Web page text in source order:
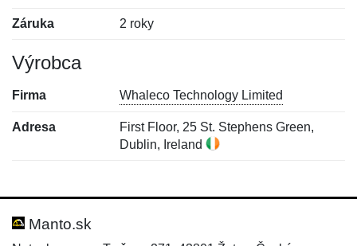
Záruka 2 roky
Výrobca
Firma Whaleco Technology Limited
Adresa
First Floor, 25 St. Stephens Green,
Dublin, Ireland
Hodnotenie:
Meno:
Manto.sk